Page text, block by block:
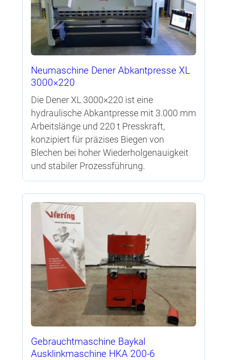
Neumaschine Dener Abkantpresse XL
3000×220
Die Dener XL 3000×220 ist eine
hydraulische Abkantpresse mit 3.000 mm
Arbeitslänge und 220 t Presskraft,
konzipiert für präzises Biegen von
Blechen bei hoher Wiederholgenauigkeit
und stabiler Prozessführung.
Gebrauchtmaschine Baykal
Ausklinkmaschine HKA 200-6